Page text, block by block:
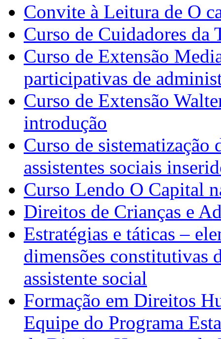
Convite à Leitura de O
Curso de Cuidadores da
Curso de Extensão
participativas de
Curso de Extensão
introdução
Curso de
assistentes sociais
Curso Lendo O Capital
Direitos de Crianças e
Estratégias e táticas –
dimensões constitutivas
assistente social
Formação em Direitos
Equipe do Programa